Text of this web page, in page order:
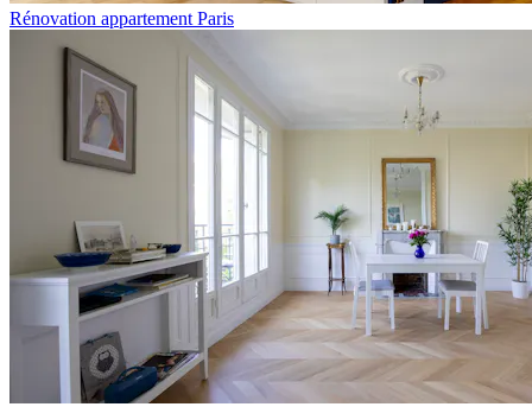
Rénovation appartement Paris